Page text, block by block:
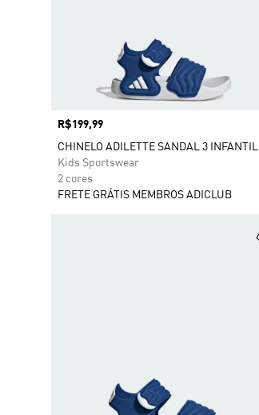
Preço
R$199,99
CHINELO ADILETTE SANDAL 3 INFANTIL
Kids Sportswear
2 cores
FRETE GRÁTIS MEMBROS ADICLUB